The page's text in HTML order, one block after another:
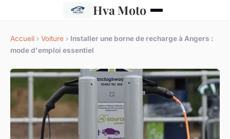
Hva Moto
Accueil › Voiture › Installer une borne de recharge à Angers :
mode d'emploi essentiel